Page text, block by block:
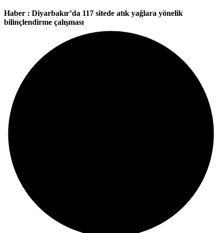
Haber : Diyarbakır’da 117 sitede atık yağlara yönelik
bilinçlendirme çalışması